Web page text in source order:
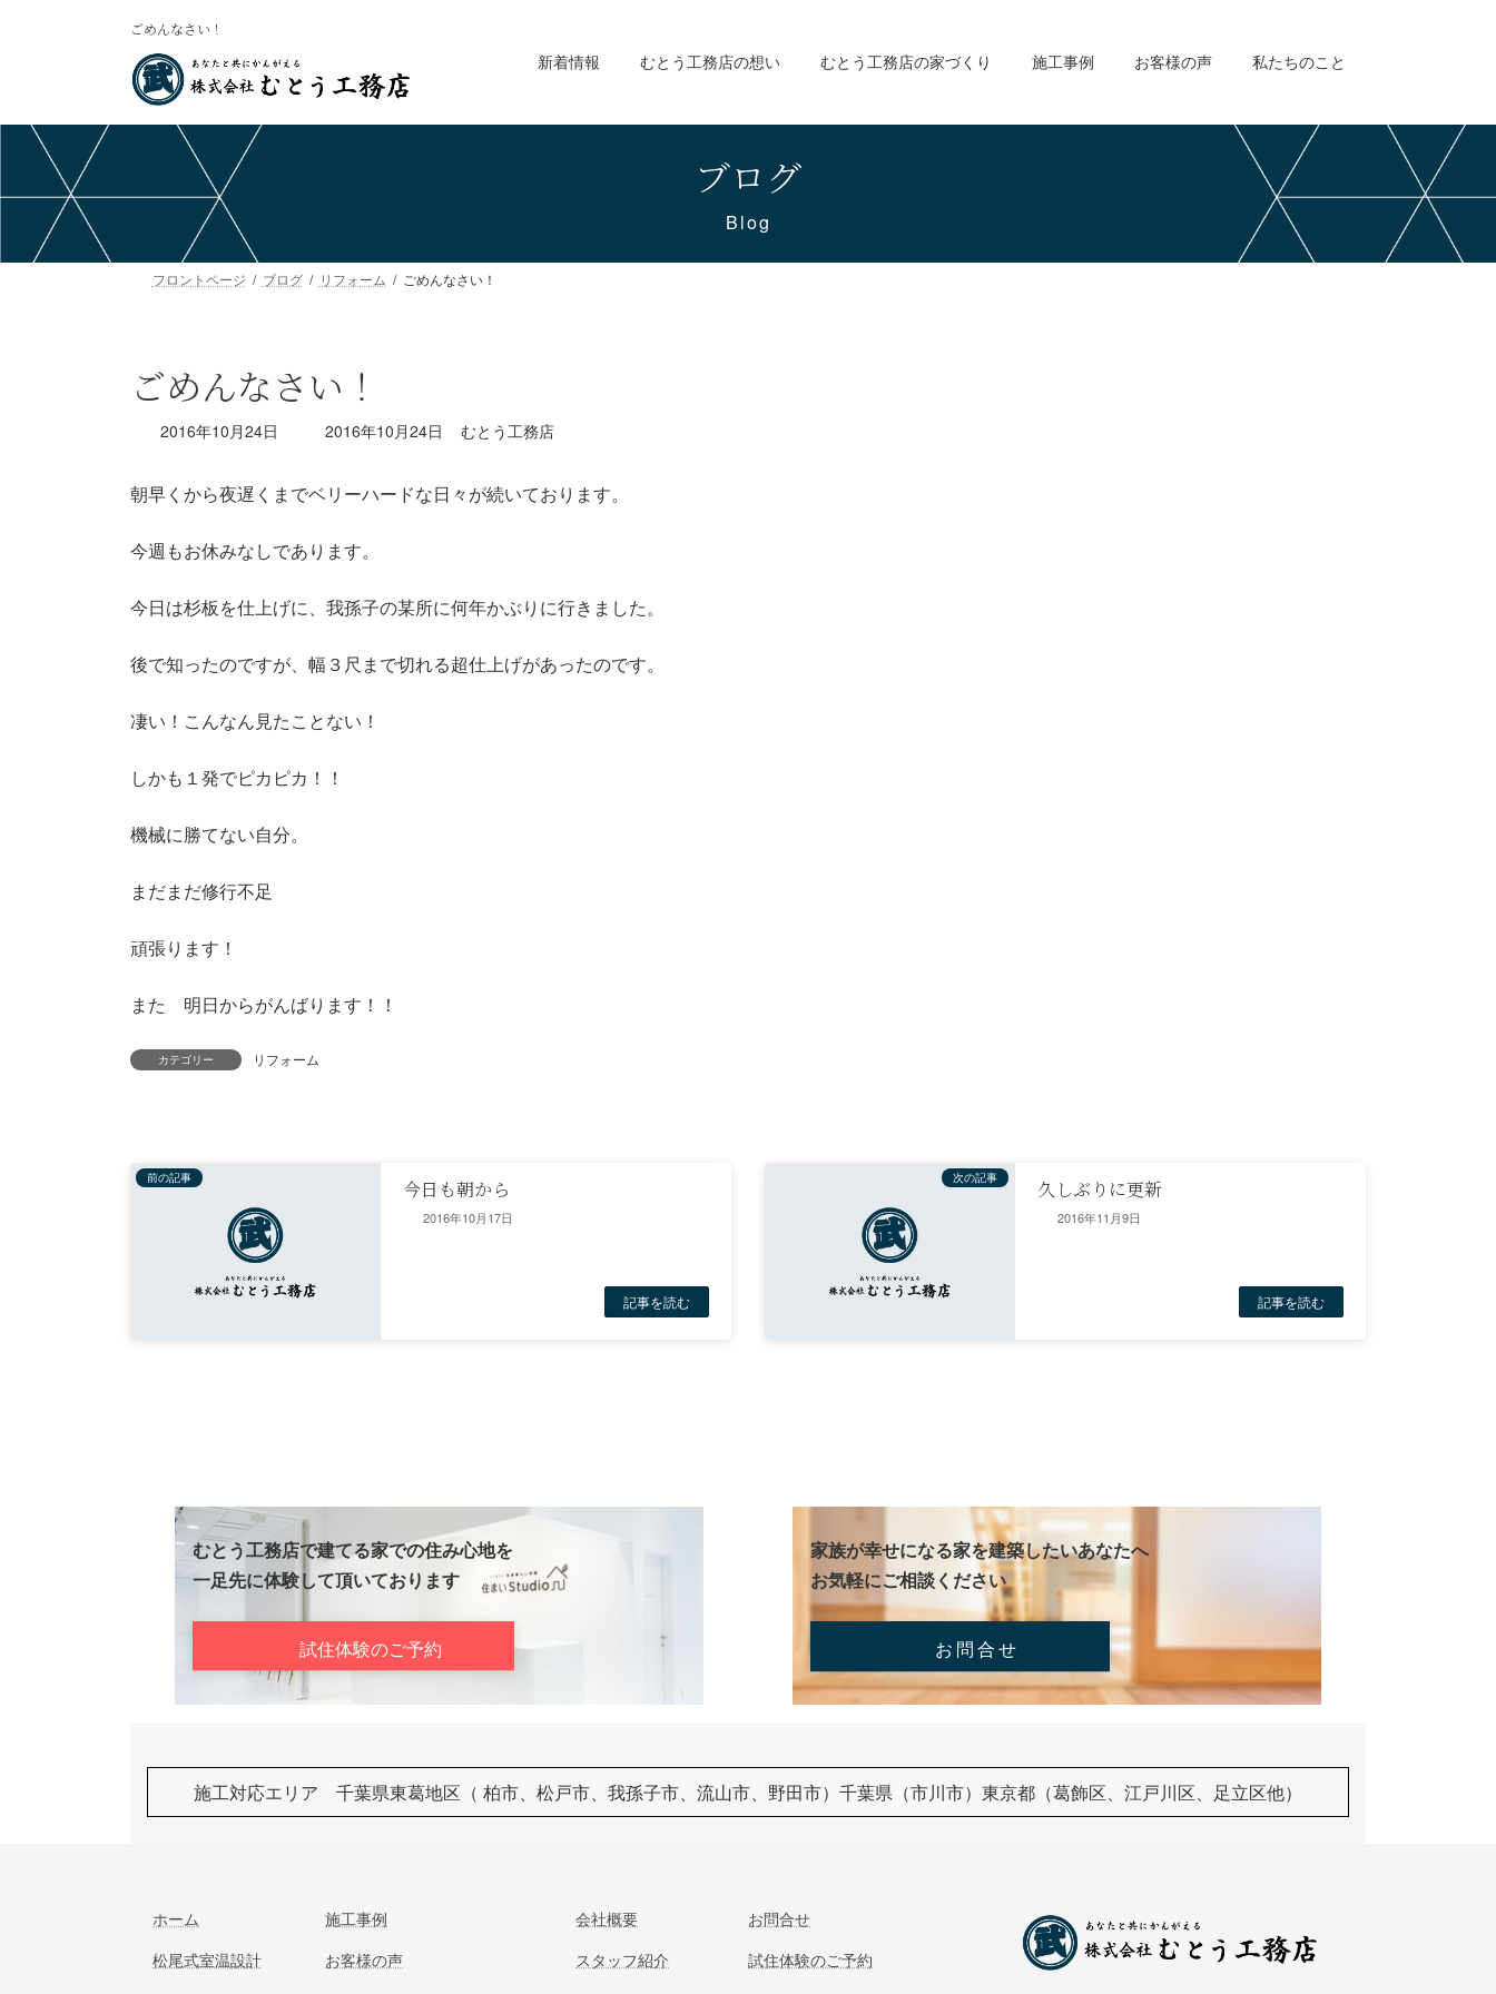
ツ
キ
シ
に
ごめんなさい！
新着情報 むとう工務店の想い むとう工務店の家づくり 施工事例 お客様の声 私たちのこと
ブログ
Blog
フロントページ ブログ リフォーム ごめんなさい！
ごめんなさい！
2016年10月24日
最
新
時
2016年10月24日 むとう工務店
朝早くから夜遅くまでベリーハードな日々が続いております。
今週もお休みなしであります。
今日は杉板を仕上げに、我孫子の某所に何年かぶりに行きました。
後で知ったのですが、幅３尺まで切れる超仕上げがあったのです。
凄い！こんなん見たことない！
しかも１発でピカピカ！！
機械に勝てない自分。
まだまだ修行不足
頑張ります！
また 明日からがんばります！！
カテゴリー リフォーム
前の記事 今日も朝から
2016年10月17日
記事を読む
次の記事 久しぶりに更新
2016年11月9日
記事を読む
むとう工務店で建てる家での住み心地を
一足先に体験して頂いております
試住体験のご予約
家族が幸せになる家を建築したいあなたへ
お気軽にご相談ください
お問合せ
施工対応エリア 千葉県東葛地区（ 柏市、松戸市、我孫子市、流山市、野田市）千葉県（市川市）東京都（葛飾区、江戸川区、足立区他）
ホーム
松尾式室温設計
施工事例
お客様の声
会社概要
スタッフ紹介
お問合せ
試住体験のご予約